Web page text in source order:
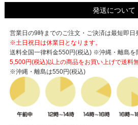
発送について
営業日の9時までのご注文・ご決済は最短即
※土日祝日は休業日となります。
送料全国一律料金550円(税込) ※沖縄・離島を
5,500円(税込)以上の商品をお買い上げで送料
※沖縄・離島は550円(税込)